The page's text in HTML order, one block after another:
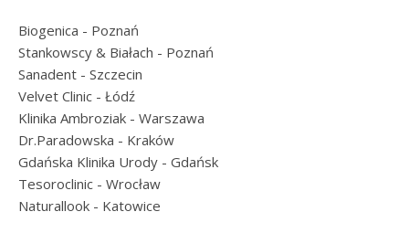
Biogenica - Poznań
Stankowscy & Białach - Poznań
Sanadent - Szczecin
Velvet Clinic - Łódź
Klinika Ambroziak - Warszawa
Dr.Paradowska - Kraków
Gdańska Klinika Urody - Gdańsk
Tesoroclinic - Wrocław
Naturallook - Katowice